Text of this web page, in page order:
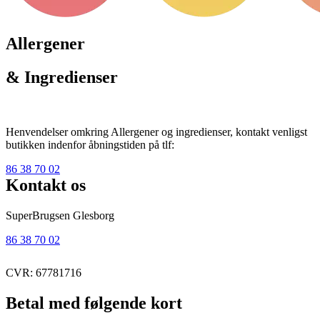
Allergener
& Ingredienser
Henvendelser omkring Allergener og ingredienser, kontakt venligst
butikken indenfor åbningstiden på tlf:
86 38 70 02
Kontakt os
SuperBrugsen Glesborg
86 38 70 02
CVR: 67781716
Betal med følgende kort